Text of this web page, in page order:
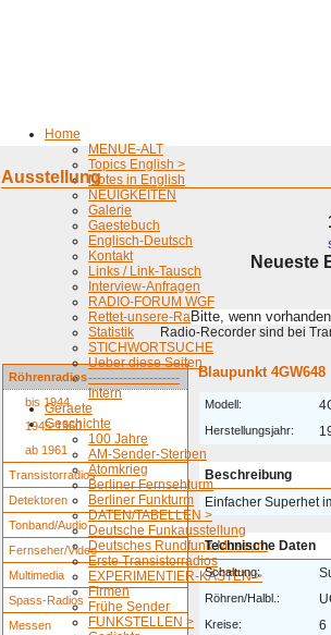
Home
MENUE-ALT
Topics English >
Notes in English
NEUIGKEITEN
Galerie
Gaestebuch
Englisch-Deutsch
Kontakt
Links / Link-Tausch
Interview-Anfragen
RADIO-FORUM WGF
Rettet-unsere-Radios
Statistik
STICHWORTSUCHE
Ueber diese Seiten
---------------------
Intern
Geraete
Geschichte
100 Jahre
AM-Sender-Sterben
Atomkrieg
Berliner Fernsehturm
Berliner Funkturm
DATEN/TABELLEN >
Deutsche Funkausstellung
Deutsches Rundfunk-Museum
Erste Transistorradios
EXPERIMENTIER-KÄSTEN >
Firmen
Frühe Sender
FUNKSTELLEN >
Ausstellung
Neueste
Bitte, wenn
Radio-Recorder sind bei
Röhrenradios
bis 1944
1945-1960
ab 1961
Transistorradios
Detektoren
Tonband/Audio
Fernseher/Video
Multimedia
Spass-Radios
Messen
Blaupunkt 4GW648
Modell:
Herstellungsjahr:
Beschreibung
Einfacher Superhet
Technische Daten
Schaltung:
Röhren/Halbl.:
Kreise: 6